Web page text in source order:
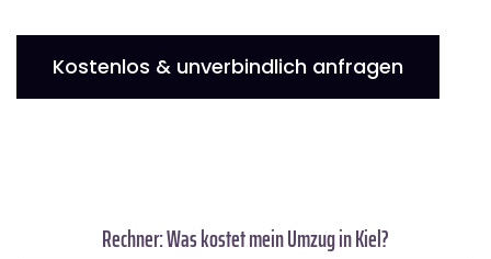
Kostenlos & unverbindlich anfragen
Rechner: Was kostet mein Umzug in Kiel?